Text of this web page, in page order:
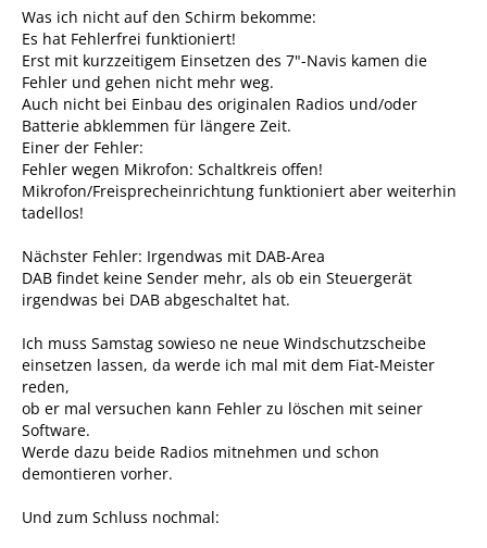
Was ich nicht auf den Schirm bekomme:
Es hat Fehlerfrei funktioniert!
Erst mit kurzzeitigem Einsetzen des 7"-Navis kamen die
Fehler und gehen nicht mehr weg.
Auch nicht bei Einbau des originalen Radios und/oder
Batterie abklemmen für längere Zeit.
Einer der Fehler:
Fehler wegen Mikrofon: Schaltkreis offen!
Mikrofon/Freisprecheinrichtung funktioniert aber weiterhin
tadellos!
Nächster Fehler: Irgendwas mit DAB-Area
DAB findet keine Sender mehr, als ob ein Steuergerät
irgendwas bei DAB abgeschaltet hat.
Ich muss Samstag sowieso ne neue Windschutzscheibe
einsetzen lassen, da werde ich mal mit dem Fiat-Meister
reden,
ob er mal versuchen kann Fehler zu löschen mit seiner
Software.
Werde dazu beide Radios mitnehmen und schon
demontieren vorher.
Und zum Schluss nochmal: